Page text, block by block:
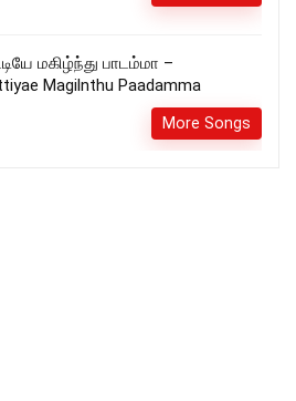
மகிழ்ந்து பாடம்மா –
Magilnthu Paadamma
More Songs